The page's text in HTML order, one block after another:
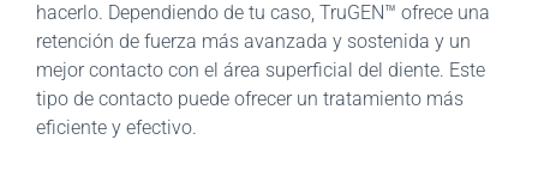
hacerlo. Dependiendo de tu caso, TruGEN™ ofrece una
retención de fuerza más avanzada y sostenida y un
mejor contacto con el área superficial del diente. Este
tipo de contacto puede ofrecer un tratamiento más
eficiente y efectivo.